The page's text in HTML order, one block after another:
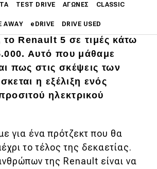
TEST DRIVE ΑΓΏΝΕΣ CLASSIC
AWAY eDRIVE DRIVE USED
το νέο της μικρό
το Renault 5 σε τιμές κάτω
Αυτό που μάθαμε
πως στις σκέψεις των
η εξέλιξη ενός
ηλεκτρικού
για ένα πρότζεκτ που θα
το τέλος της δεκαετίας.
της Renault είναι να